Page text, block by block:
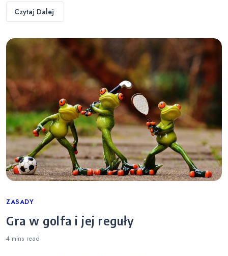
Czytaj Dalej
Categories
ZASADY
Gra w golfa i jej reguły
4 mins read